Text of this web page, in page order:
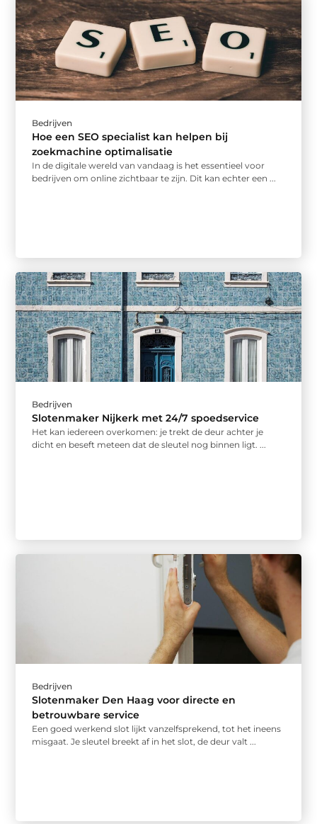
Bedrijven
Hoe een SEO specialist kan helpen bij
zoekmachine optimalisatie
In de digitale wereld van vandaag is het essentieel voor
bedrijven om online zichtbaar te zijn. Dit kan echter een ...
Bedrijven
Slotenmaker Nijkerk met 24/7 spoedservice
Het kan iedereen overkomen: je trekt de deur achter je
dicht en beseft meteen dat de sleutel nog binnen ligt. ...
Bedrijven
Slotenmaker Den Haag voor directe en
betrouwbare service
Een goed werkend slot lijkt vanzelfsprekend, tot het ineens
misgaat. Je sleutel breekt af in het slot, de deur valt ...